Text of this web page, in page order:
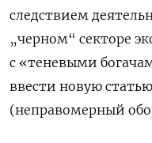
следствием
„черном“ секторе
с «теневыми
ввести новую
(неправомерный